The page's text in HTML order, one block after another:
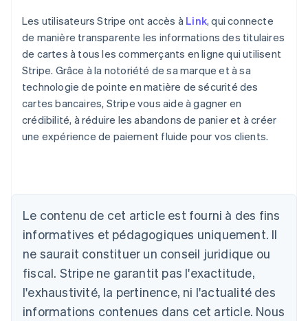
Les utilisateurs Stripe ont accès à Link, qui connecte
de manière transparente les informations des titulaires
de cartes à tous les commerçants en ligne qui utilisent
Stripe. Grâce à la notoriété de sa marque et à sa
technologie de pointe en matière de sécurité des
cartes bancaires, Stripe vous aide à gagner en
crédibilité, à réduire les abandons de panier et à créer
une expérience de paiement fluide pour vos clients.
Le contenu de cet article est fourni à des fins
informatives et pédagogiques uniquement. Il
ne saurait constituer un conseil juridique ou
fiscal. Stripe ne garantit pas l'exactitude,
l'exhaustivité, la pertinence, ni l'actualité des
informations contenues dans cet article. Nous
Allemagne
Australie
English
Autriche
DeutschEnglish
Belgique